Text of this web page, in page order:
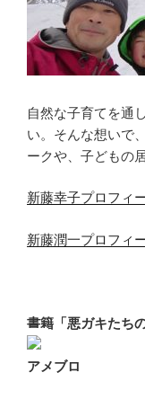
自然な子育てを通
い。そんな想いで
ークや、子どもの
新藤幸子プロフィ
新藤潤一プロフィ
書籍「悪ガキたち
アメブロ